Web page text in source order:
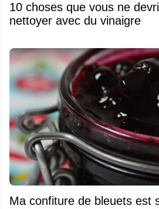
10 choses que vous ne
nettoyer avec du vinaigre
Ma confiture de bleuets est